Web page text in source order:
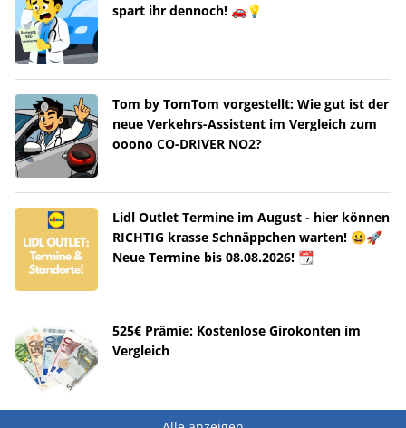
spart ihr dennoch! 🚗💡
Tom by TomTom vorgestellt: Wie gut ist der
neue Verkehrs-Assistent im Vergleich zum
ooono CO-DRIVER NO2?
Lidl Outlet Termine im August - hier können
RICHTIG krasse Schnäppchen warten! 😀🚀
Neue Termine bis 08.08.2026! 📆
525€ Prämie: Kostenlose Girokonten im
Vergleich